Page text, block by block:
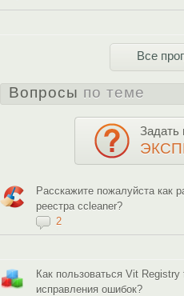
Все
Вопросы по теме
Задать
Расскажите пожалуйста как
реестра ccleaner?
2
Как пользоваться Vit
исправления ошибок?